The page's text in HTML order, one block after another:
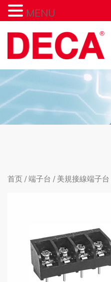
首页 /端子台 / 美規接線端子台
MENU